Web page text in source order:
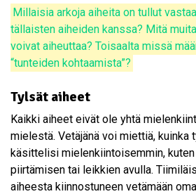
Millaisia arkoja aiheita on tullut
tällaisten aiheiden kanssa? Mitä
voivat aiheuttaa? Toisaalta missä
“tunteiden kohtaamista”?
Tylsät aiheet
Kaikki aiheet eivät ole yhtä
mielestä. Vetäjänä voi miettiä, kuinka
käsittelisi mielenkiintoisemmin,
piirtämisen tai leikkien avulla.
aiheesta kiinnostuneen vetämään